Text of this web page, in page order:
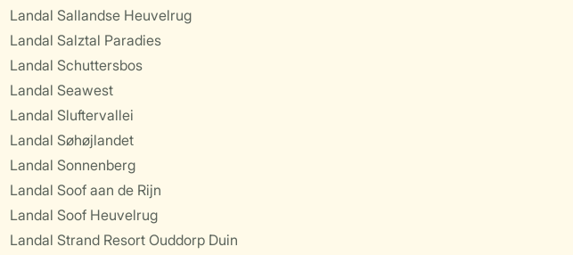
Landal Sallandse Heuvelrug
Landal Salztal Paradies
Landal Schuttersbos
Landal Seawest
Landal Sluftervallei
Landal Søhøjlandet
Landal Sonnenberg
Landal Soof aan de Rijn
Landal Soof Heuvelrug
Landal Strand Resort Ouddorp Duin